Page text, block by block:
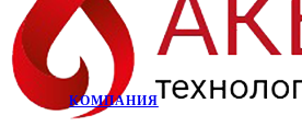
КОМПАНИЯ